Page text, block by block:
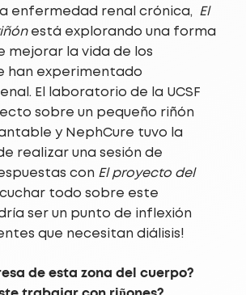
enfermedad renal crónica, El
está explorando una forma
mejorar la vida de los
han experimentado
El laboratorio de la UCSF
sobre un pequeño riñón
y NephCure tuvo la
realizar una sesión de
con El proyecto del
todo sobre este
ser un punto de inflexión
que necesitan diálisis!
de esta zona del cuerpo?